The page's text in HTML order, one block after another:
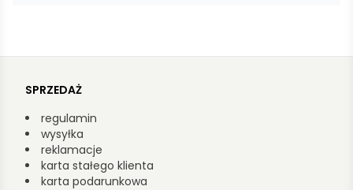
SPRZEDAŻ
regulamin
wysyłka
reklamacje
karta stałego klienta
karta podarunkowa